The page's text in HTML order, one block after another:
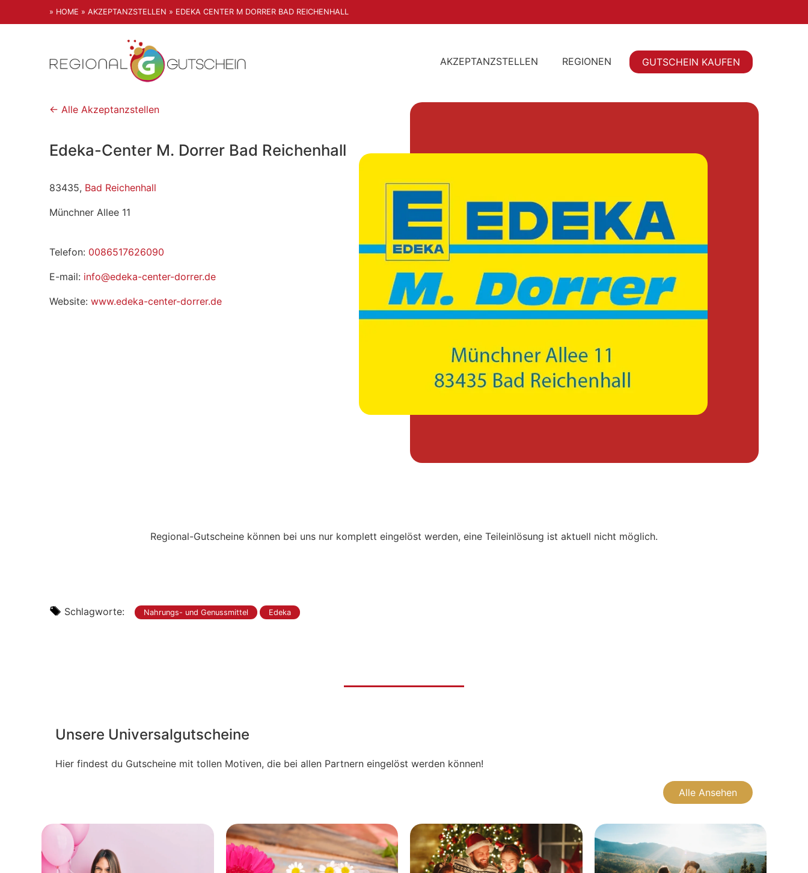
» HOME » AKZEPTANZSTELLEN » EDEKA CENTER M DORRER BAD REICHENHALL
AKZEPTANZSTELLEN REGIONEN GUTSCHEIN KAUFEN
← Alle Akzeptanzstellen
Edeka-Center M. Dorrer Bad Reichenhall
83435, Bad Reichenhall
Münchner Allee 11
Telefon: 0086517626090
E-mail: info@edeka-center-dorrer.de
Website: www.edeka-center-dorrer.de
Regional-Gutscheine können bei uns nur komplett eingelöst werden, eine Teileinlösung ist aktuell nicht möglich.
Schlagworte: Nahrungs- und Genussmittel Edeka
Unsere Universalgutscheine
Hier findest du Gutscheine mit tollen Motiven, die bei allen Partnern eingelöst werden können!
Alle Ansehen